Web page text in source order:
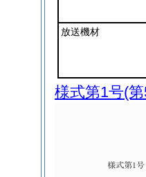
放送機材
様式第1号(